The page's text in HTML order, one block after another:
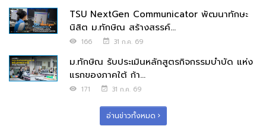
TSU NextGen Communicator พัฒนาทักษะ
นิสิต ม.ทักษิณ สร้างสรรค์...
166 31 ก.ค. 69
ม.ทักษิณ รับประเมินหลักสูตรกิจกรรมบำบัด แห่ง
แรกของภาคใต้ ก้า...
171 31 ก.ค. 69
อ่านข่าวทั้งหมด